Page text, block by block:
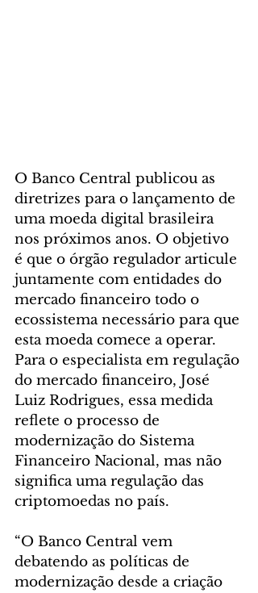
O Banco Central publicou as
diretrizes para o lançamento de
uma moeda digital brasileira
nos próximos anos. O objetivo
é que o órgão regulador articule
juntamente com entidades do
mercado financeiro todo o
ecossistema necessário para que
esta moeda comece a operar.
Para o especialista em regulação
do mercado financeiro, José
Luiz Rodrigues, essa medida
reflete o processo de
modernização do Sistema
Financeiro Nacional, mas não
significa uma regulação das
criptomoedas no país.
“O Banco Central vem
debatendo as políticas de
modernização desde a criação